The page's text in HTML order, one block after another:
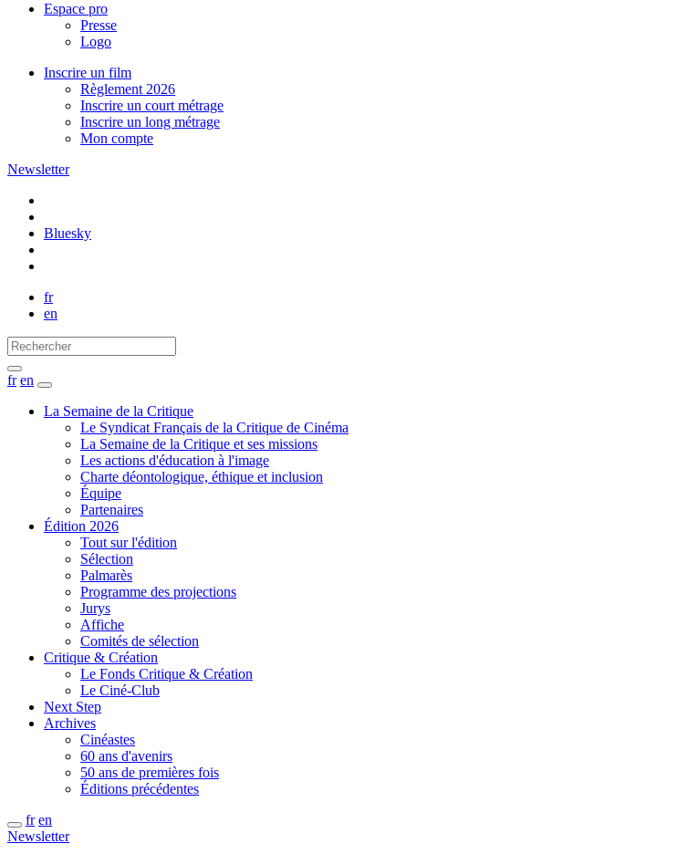
Espace pro
Presse
Logo
Inscrire un film
Règlement 2026
Inscrire un court métrage
Inscrire un long métrage
Mon compte
Newsletter
Bluesky
fr
en
fr en
La Semaine de la Critique
Le Syndicat Français de la Critique de Cinéma
La Semaine de la Critique et ses missions
Les actions d'éducation à l'image
Charte déontologique, éthique et inclusion
Équipe
Partenaires
Édition 2026
Tout sur l'édition
Sélection
Palmarès
Programme des projections
Jurys
Affiche
Comités de sélection
Critique & Création
Le Fonds Critique & Création
Le Ciné-Club
Next Step
Archives
Cinéastes
60 ans d'avenirs
50 ans de premières fois
Éditions précédentes
fr en
Newsletter